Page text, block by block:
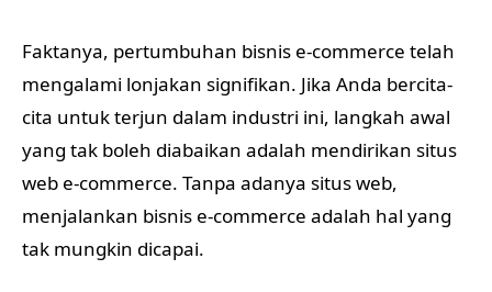
Faktanya, pertumbuhan bisnis e-commerce telah
mengalami lonjakan signifikan. Jika Anda bercita-
cita untuk terjun dalam industri ini, langkah awal
yang tak boleh diabaikan adalah mendirikan situs
web e-commerce. Tanpa adanya situs web,
menjalankan bisnis e-commerce adalah hal yang
tak mungkin dicapai.